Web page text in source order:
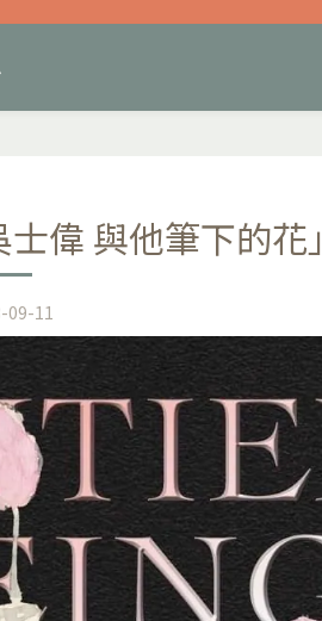
偉 與他筆下的花」
09-11